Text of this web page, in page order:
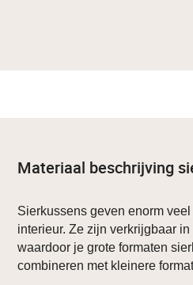
Materiaal beschrijving
Sierkussens geven enorm
interieur. Ze zijn verkrijgbaar
waardoor je grote formaten
combineren met kleinere